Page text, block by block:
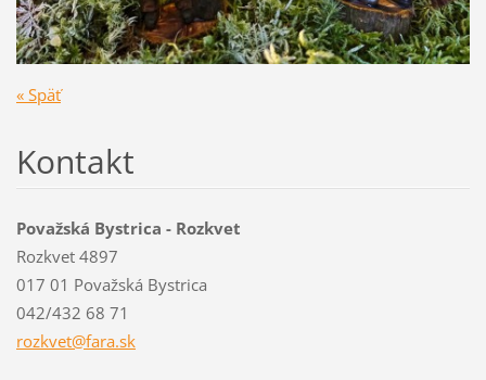
« Späť
Kontakt
Považská Bystrica - Rozkvet
Rozkvet 4897
017 01 Považská Bystrica
042/432 68 71
rozkvet@fara.sk